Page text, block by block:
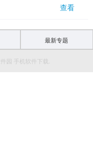
查看
最新专题
园 手机软件下载.